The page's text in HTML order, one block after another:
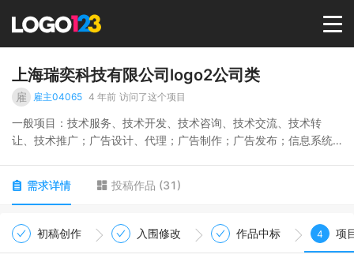
首页
选择套餐→
LOGO案例
上海瑞奕科技有限公司logo2公司类
雇 雇主04065 4 年前 访问了这个项目
一般项目：技术服务、技术开发、技术咨询、技术交流、技术转
让、技术推广；广告设计、代理；广告制作；广告发布；信息系统
硬件及辅助设备零售；企业管理咨询；认证咨询；社会经济咨询服
务；工程技术服务（规划管理、勘察、设计、监理除外）；专业设
计服务；健康咨询服务（不含诊疗服务）。（除依法须经批准的项
目外，凭营业执照依法自主开展经营活动）
需求详情 投稿作品 (31 )
初稿创作 入围修改 作品中标 4 项